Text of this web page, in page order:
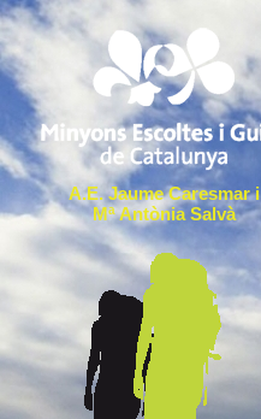
A.E. Jaume Caresmar i
Mª Antònia Salvà